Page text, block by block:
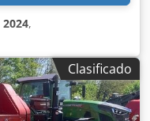
2024,
Clasificado